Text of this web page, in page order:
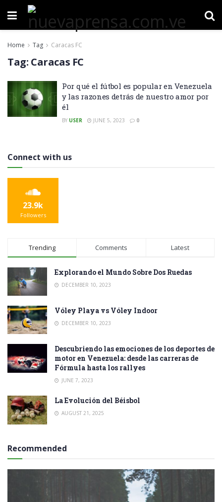
Home Tag Caracas FC
Tag: Caracas FC
Por qué el fútbol es popular en Venezuela
y las razones detrás de nuestro amor por
él
BY USER JUNE 5, 2023 0
Connect with us
23.9k
Followers
Trending Comments Latest
Explorando el Mundo Sobre Dos Ruedas
DECEMBER 10, 2023
Vóley Playa vs Vóley Indoor
DECEMBER 10, 2023
Descubriendo las emociones de los deportes de
motor en Venezuela: desde las carreras de
Fórmula hasta los rallyes
JUNE 7, 2023
La Evolución del Béisbol
AUGUST 21, 2025
Recommended